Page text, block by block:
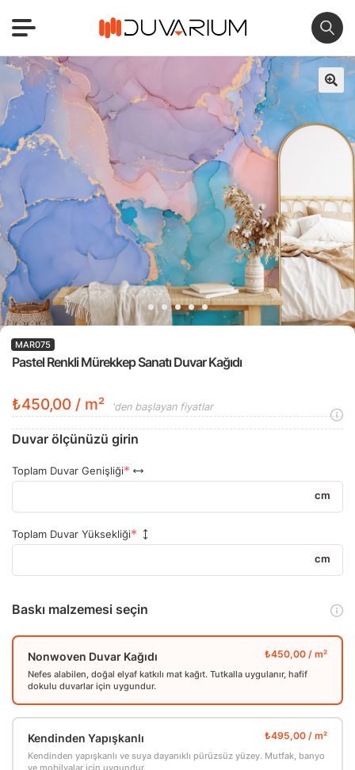
Pastel Renkli Mürekkep Sanatı Duvar Kağıdı
MAR075
₺450,00 / m² 'den başlayan fiyatlar
Duvar ölçünüzü girin
Toplam Duvar Genişliği
cm
Toplam Duvar Yüksekliği
cm
Baskı malzemesi seçin
Nonwoven Duvar Kağıdı
Nefes alabilen, doğal elyaf katkılı mat kağıt. Tutkalla uygulanır, hafif
dokulu duvarlar için uygundur.
Kendinden Yapışkanlı
Kendinden yapışkanlı ve suya dayanıklı pürüzsüz yüzey. Mutfak, banyo
ve mobilyalar için uygundur.